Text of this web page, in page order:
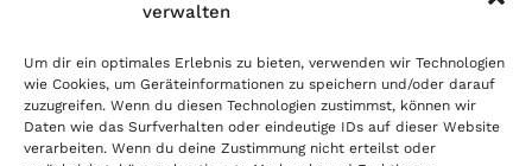
verwalten
Um dir ein optimales Erlebnis zu bieten, verwenden wir Technologien
wie Cookies, um Geräteinformationen zu speichern und/oder darauf
zuzugreifen. Wenn du diesen Technologien zustimmst, können wir
Daten wie das Surfverhalten oder eindeutige IDs auf dieser Website
verarbeiten. Wenn du deine Zustimmung nicht erteilst oder
erfolgreichen E-Commerce ein. Auch wir sind wie
viele Onlineshops im Netz Mitglied im Händlerbund
und unterstützen fairen Onlinehandel.